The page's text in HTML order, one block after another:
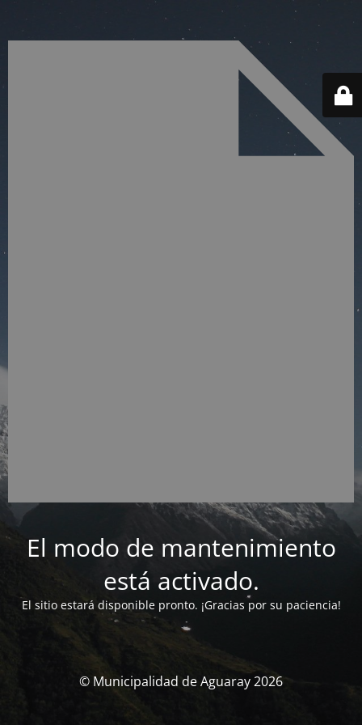
El modo de mantenimiento
está activado.
El sitio estará disponible pronto. ¡Gracias por su paciencia!
© Municipalidad de Aguaray 2026